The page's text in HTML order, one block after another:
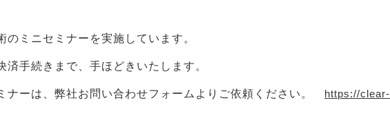
ミニセミナーを実施しています。
手続きまで、手ほどきいたします。
ナーは、弊社お問い合わせフォームよりご依頼ください。 https://clear-